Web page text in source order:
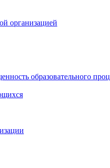
организацией
образовательного